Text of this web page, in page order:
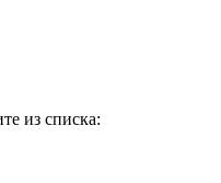
из списка: